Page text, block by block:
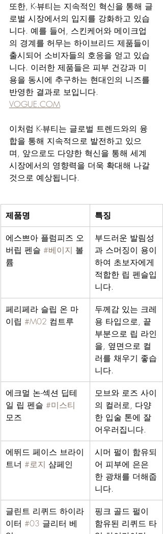
또한, K-뷰티는 지속적인 혁신을 통해 글
로벌 시장에서의 입지를 강화하고 있습
니다. 예를 들어, 스킨케어와 메이크업
의 경계를 허무는 하이브리드 제품들이
출시되어 소비자들의 호응을 얻고 있습
니다. 이러한 제품들은 피부 건강과 미
용을 동시에 추구하는 현대인의 니즈를
반영한 결과로 보입니다.
VOGUE.COM
이처럼 K-뷰티는 글로벌 트렌드와의 융
합을 통해 지속적으로 발전하고 있으
며, 앞으로도 다양한 혁신을 통해 세계
시장에서의 영향력을 더욱 확대해 나갈
것으로 예상됩니다.
제품명
특징
에스쁘아 플럼피즈 오
버립 펜슬 #베이지 볼
륨
부드러운 발림성
과 스머징이 용이
하여 초보자에게
적합한 립 펜슬입
니다.
페리페라 슬립 온 마
이립 #M02 컴트루
두께감 있는 크레
용 타입으로, 끝
부분으로 립 라인
을, 옆면으로 컬
러를 채우기 좋습
니다.
에크멀 논-섹션 딥테
일 립 펜슬 #미스티
모즈
모브와 로즈 사이
의 컬러로, 다양
한 입술 톤에 잘
어우러집니다.
에뛰드 페이스 브라이
트너 #로지 샴페인
시머 펄이 함유되
어 피부에 은은
한 광채를 더해줍
니다.
글린트 리퀴드 하이라
이터 #03 글리터 베
핑크 골드 펄이
함유된 리퀴드 타